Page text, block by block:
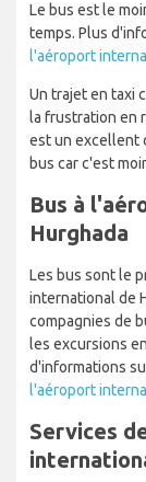
Le bus est le
temps. Plus
l'aéroport
Un trajet en taxi
la frustration en
est un excellent
bus car c'est
Bus à
Hurghada
Les bus sont le
international de
compagnies de
les excursions
d'informations
l'aéroport
Services